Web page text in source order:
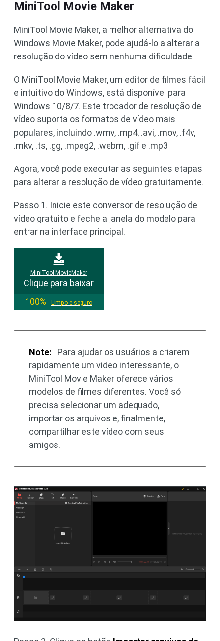
MiniTool Movie Maker
MiniTool Movie Maker, a melhor alternativa do
Windows Movie Maker, pode ajudá-lo a alterar a
resolução do vídeo sem nenhuma dificuldade.
O MiniTool Movie Maker, um editor de filmes fácil
e intuitivo do Windows, está disponível para
Windows 10/8/7. Este trocador de resolução de
vídeo suporta os formatos de vídeo mais
populares, incluindo .wmv, .mp4, .avi, .mov, .f4v,
.mkv, .ts, .gg, .mpeg2, .webm, .gif e .mp3
Agora, você pode executar as seguintes etapas
para alterar a resolução de vídeo gratuitamente.
Passo 1. Inicie este conversor de resolução de
vídeo gratuito e feche a janela do modelo para
entrar na interface principal.
MiniTool MovieMaker
Clique para baixar
100%
Limpo e seguro
Note:
Para ajudar os usuários a criarem
rapidamente um vídeo interessante, o
MiniTool Movie Maker oferece vários
modelos de filmes diferentes. Você só
precisa selecionar um adequado,
importar os arquivos e, finalmente,
compartilhar este vídeo com seus
amigos.